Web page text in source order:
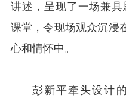
讲述，呈现了一场兼
课堂，令现场观众沉浸
心和情怀中。
彭新平牵头设计